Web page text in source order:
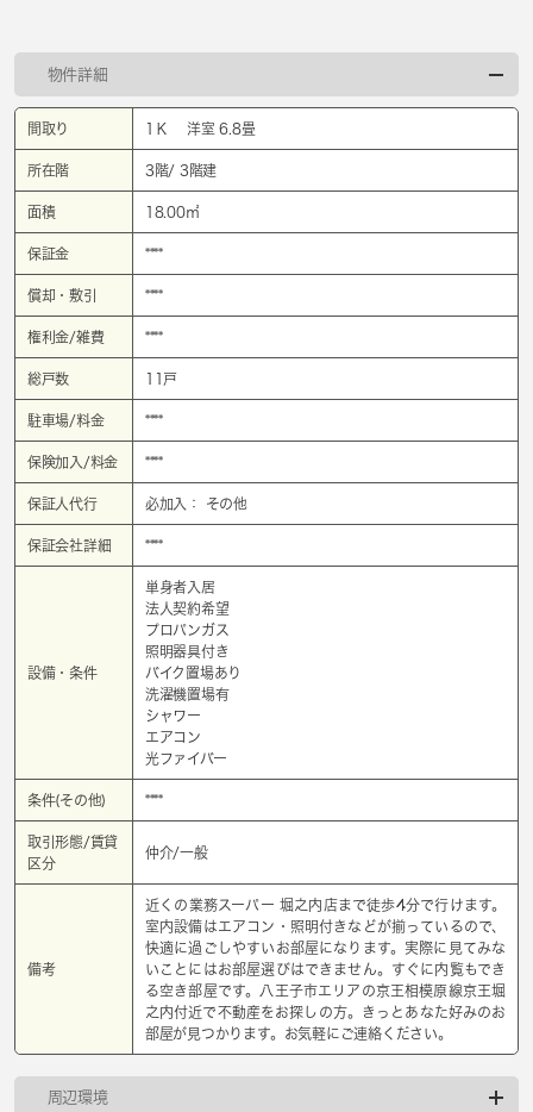
物件詳細
間取り 1Ｋ 洋室 6.8畳
所在階 3階/ 3階建
面積 18.00㎡
保証金 ****
償却・敷引 ****
権利金/雑費 ****
総戸数 11戸
駐車場/料金 ****
保険加入/料金 ****
保証人代行 必加入： その他
保証会社詳細 ****
設備・条件
単身者入居
法人契約希望
プロパンガス
照明器具付き
バイク置場あり
洗濯機置場有
シャワー
エアコン
光ファイバー
条件(その他) ****
取引形態/賃貸
区分
仲介/一般
備考
近くの業務スーパー 堀之内店まで徒歩4分で行けます。
室内設備はエアコン・照明付きなどが揃っているので、
快適に過ごしやすいお部屋になります。実際に見てみな
いことにはお部屋選びはできません。すぐに内覧もでき
る空き部屋です。八王子市エリアの京王相模原線京王堀
之内付近で不動産をお探しの方。きっとあなた好みのお
部屋が見つかります。お気軽にご連絡ください。
周辺環境